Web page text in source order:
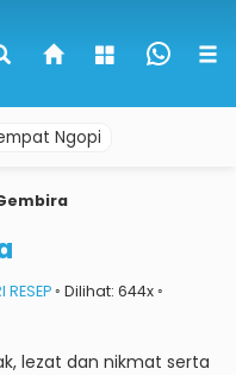
Ngopi
RESEP◦ Dilihat: 644x ◦
lezat dan nikmat serta